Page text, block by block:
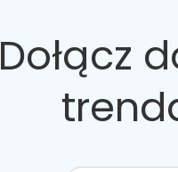
Dołącz